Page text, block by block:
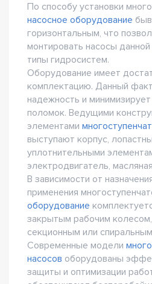
По способу установки
насосное оборудование
горизонтальным, что
монтировать насосы
типы гидросистем.
Оборудование имеет
комплектацию. Данный
надежность и
поломок. Ведущими
элементами
выступают корпус,
уплотнительными
электродвигатель,
В зависимости от
применения
оборудование
закрытым рабочим
секционным или
Современные модели
насосов оборудованы
защиты и оптимизации